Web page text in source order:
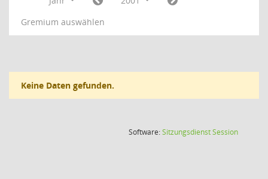
Gremium auswählen
Keine Daten gefunden.
Software:SitzungsdienstSession(Wird in